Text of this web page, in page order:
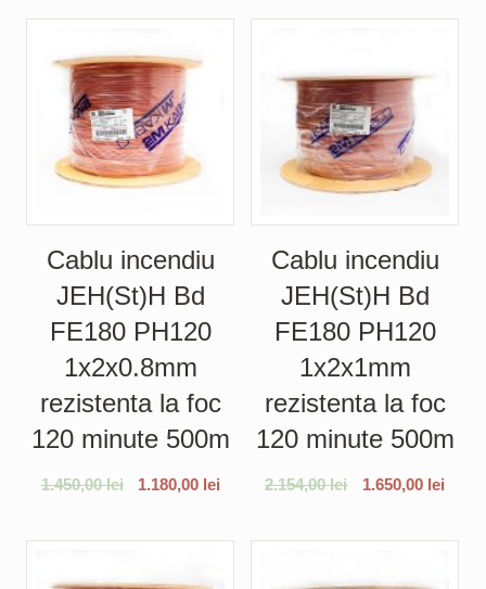
Cablu incendiu
JEH(St)H Bd
FE180 PH120
1x2x0.8mm
rezistenta la foc
120 minute 500m
1.450,00lei 1.180,00 lei
Cablu incendiu
JEH(St)H Bd
FE180 PH120
1x2x1mm
rezistenta la foc
120 minute 500m
2.154,00lei 1.650,00 lei